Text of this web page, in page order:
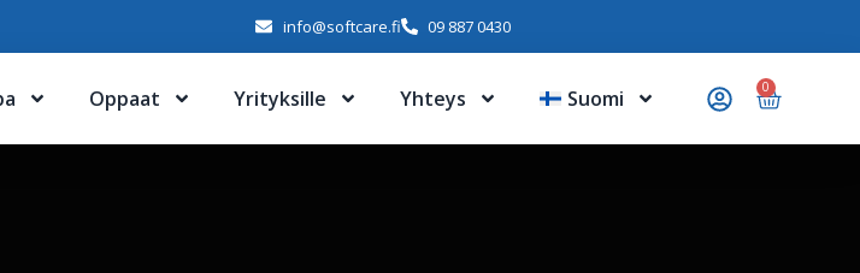
info@softcare.fi 09 887 0430
Oppaat Yrityksille Yhteys Suomi 0